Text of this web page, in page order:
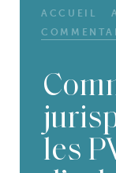
ACCUEIL
les